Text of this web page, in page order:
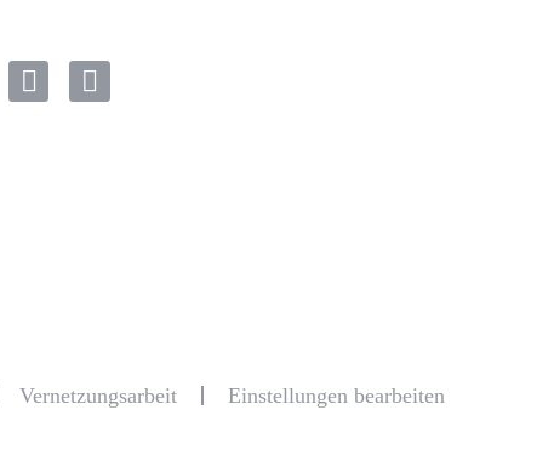
Vernetzungsarbeit Einstellungen bearbeiten